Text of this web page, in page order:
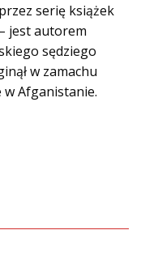
serię książek
jest autorem
sędziego
w zamachu
w Afganistanie.